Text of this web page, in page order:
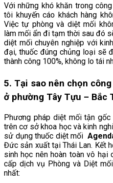
Với những khó khăn trong
tôi khuyến cáo khách hàng
Việc tự phòng và diệt mối
làm mối ẩn đi tạm thời sau đó
diệt mối chuyên nghiệp với
đại, thuốc đúng chủng loại sẽ
thành công 100%, không lo tái
5. Tại sao nên chọn
ở phường Tây Tựu – Bắc
Phương pháp diệt mối tận
trên cơ sở khoa học và kinh
sử dụng thuốc diệt mối
Đức sản xuất tại Thái Lan. Kết
sinh học nên hoàn toàn vô hại
cấp dịch vụ Phòng và Diệt
nhất: